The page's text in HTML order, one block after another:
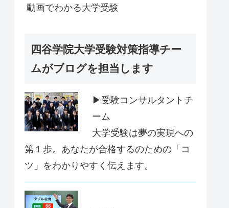
動画でわかる大学受験
四谷学院大学受験対策指導チー
ムがブログを担当します
▶受験コンサルタントチ
ーム
大学受験は夢の実現への
第１歩。あなたが合格するのための「コ
ツ」をわかりやすく伝えます。